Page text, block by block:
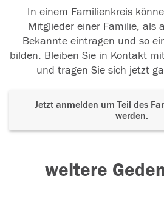
In einem Familienkreis
Mitglieder einer Familie, als
Bekannte eintragen und so
bilden. Bleiben Sie in Kontakt
und tragen Sie sich jetzt
Jetzt anmelden um Teil des
werden.
weitere